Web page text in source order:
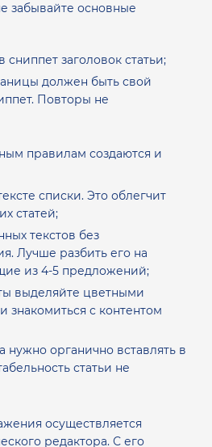
забывайте основные
сниппет заголовок статьи;
должен быть свой
Повторы не
правилам создаются и
списки. Это облегчит
статей;
текстов без
Лучше разбить его на
из 4-5 предложений;
выделяйте цветными
знакомиться с контентом
нужно органично вставлять в
статьи не
осуществляется
редактора. С его